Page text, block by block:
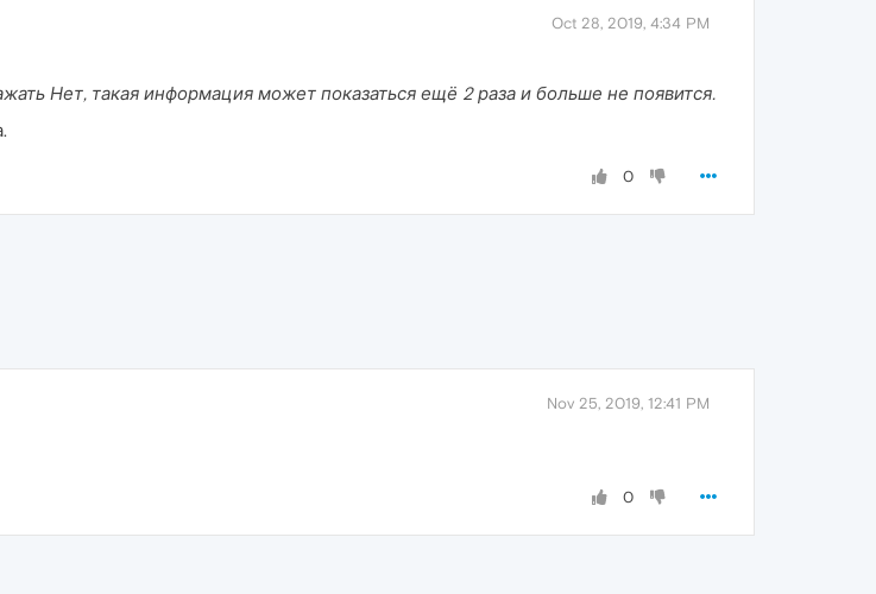
Oct 28, 2019, 4:34 PM
Нет, такая информация может показаться ещё 2 раза и больше не появится.
0
Nov 25, 2019, 12:41 PM
0